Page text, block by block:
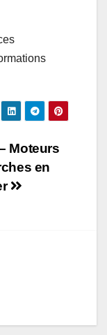
Moteurs
en